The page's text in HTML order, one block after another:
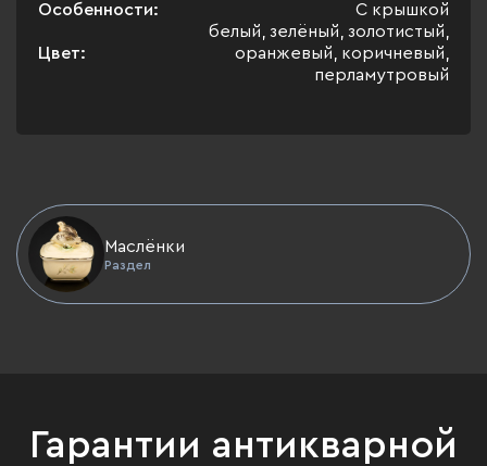
Особенности:
С крышкой
Цвет:
белый, зелёный, золотистый,
оранжевый, коричневый,
перламутровый
Маслёнки
Раздел
Гарантии антикварной